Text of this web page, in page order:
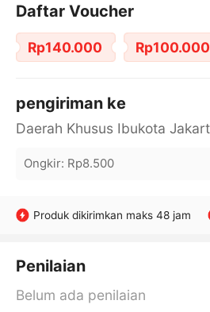
Daftar Voucher
Rp140.000 Rp100.000
pengiriman ke
Ongkir: Rp8.500
Produk dikirimkan maks 48 jam
Penilaian
Belum ada penilaian